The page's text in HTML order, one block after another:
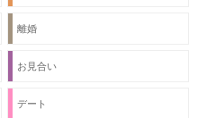
離婚
お見合い
デート